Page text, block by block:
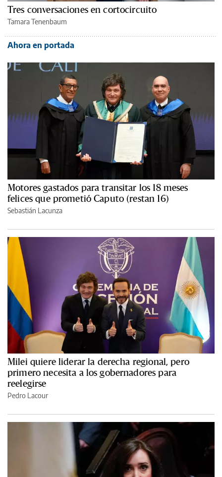
Tres conversaciones en cortocircuito
Tamara Tenenbaum
Ahora en portada
Motores gastados para transitar los 18 meses
felices que prometió Caputo (restan 16)
Sebastián Lacunza
Milei quiere liderar la derecha regional, pero
primero necesita a los gobernadores para
reelegirse
Pedro Lacour